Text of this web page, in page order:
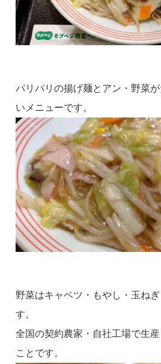
パリパリの揚げ麺とアン・野菜
いメニューです。
野菜はキャベツ・もやし・玉ね
す。
全国の契約農家・自社工場で生
ことです。